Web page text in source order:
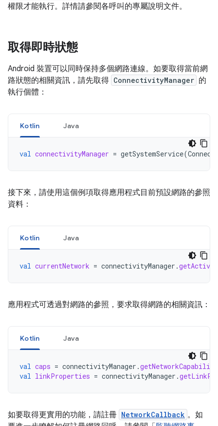
權限才能執行。詳情請參閱各呼叫的專屬說明文件。
取得即時狀態
Android 裝置可以同時保持多個網路連線。如要取得當前網
路狀態的相關資訊，請先取得 ConnectivityManager 的
執行個體：
Kotlin Java
val connectivityManager = getSystemService(
接下來，請使用這個例項取得應用程式目前預設網路的參照
資料：
Kotlin Java
val currentNetwork = connectivityManager .
應用程式可透過對網路的參照，要求取得網路的相關資訊：
Kotlin Java
val caps = connectivityManager .
val linkProperties = connectivityManager .
如要取得更實用的功能，請註冊 NetworkCallback 。如